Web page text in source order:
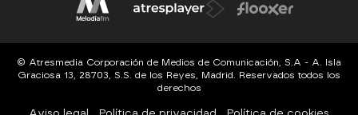
© Atresmedia Corporación de Medios de Comunicación, S.A - A. Isla
Graciosa 13, 28703, S.S. de los Reyes, Madrid. Reservados todos los
derechos